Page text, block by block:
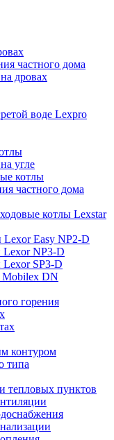
частного дома
дровах
воде Lexpro
угле
котлы
частного дома
котлы Lexstar
Lexor Easy NP2-D
Lexor NP3-D
Lexor SP3-D
Mobilex DN
горения
контуром
типа
тепловых пунктов